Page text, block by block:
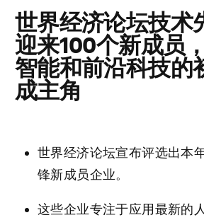
世界经济论坛技术
迎来100个新成员
智能和前沿科技的
成主角
世界经济论坛宣布评选出本
锋新成员企业。
这些企业专注于应用最新的